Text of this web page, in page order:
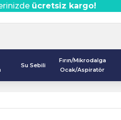
ücretsiz kargo!
Su Sebili
Fırın/Mikrodalga
Ocak/Aspiratör